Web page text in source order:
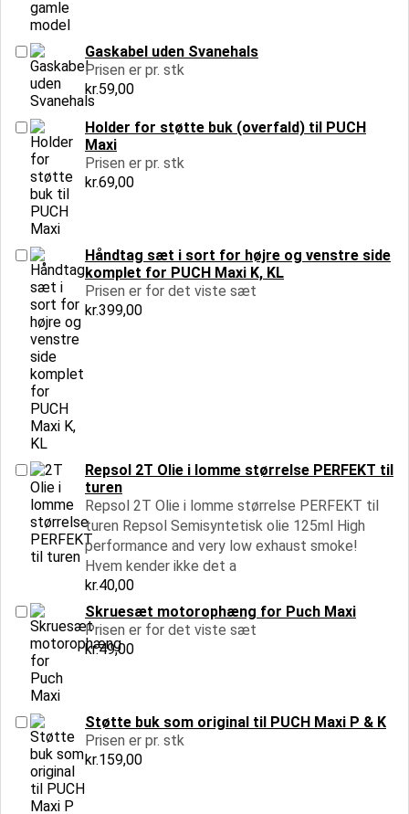
Gaskabel uden Svanehals
Prisen er pr. stk
kr.59,00
Holder for støtte buk (overfald) til PUCH
Maxi
Prisen er pr. stk
kr.69,00
Håndtag sæt i sort for højre og venstre side
komplet for PUCH Maxi K, KL
Prisen er for det viste sæt
kr.399,00
Repsol 2T Olie i lomme størrelse PERFEKT til
turen
Repsol 2T Olie i lomme størrelse PERFEKT til
turen Repsol Semisyntetisk olie 125ml High
performance and very low exhaust smoke!
Hvem kender ikke det a
kr.40,00
Skruesæt motorophæng for Puch Maxi
Prisen er for det viste sæt
kr.49,00
Støtte buk som original til PUCH Maxi P & K
Prisen er pr. stk
kr.159,00